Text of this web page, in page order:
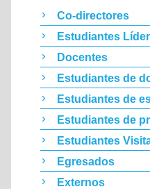
Co-directores
Estudiantes
Docentes
Estudiantes de
Estudiantes de
Estudiantes de
Estudiantes
Egresados
Externos